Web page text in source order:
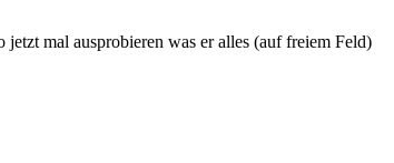
mal ausprobieren was er alles (auf freiem Feld)